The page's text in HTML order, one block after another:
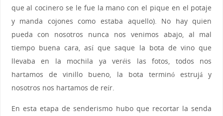
que al cocinero se le fue la mano con el pique en el potaje
y manda cojones como estaba aquello). No hay quien
pueda con nosotros nunca nos venimos abajo, al mal
tiempo buena cara, así que saque la bota de vino que
llevaba en la mochila ya veréis las fotos, todos nos
hartamos de vinillo bueno, la bota terminó estrujá y
nosotros nos hartamos de reír.
En esta etapa de senderismo hubo que recortar la senda